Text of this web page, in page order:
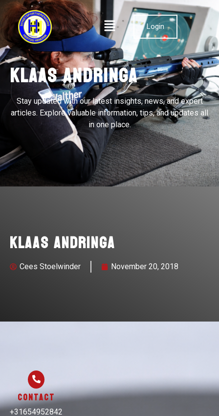
Login
Klaas Andringa
Stay updated with our latest insights, news, and expert
articles. Explore valuable information, tips, and updates all
in one place.
Klaas Andringa
Cees Stoelwinder November 20, 2018
Contact
+31654952842